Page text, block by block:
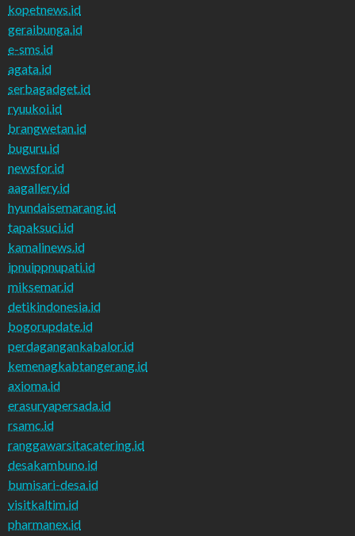
kopetnews.id
geraibunga.id
e-sms.id
agata.id
serbagadget.id
ryuukoi.id
brangwetan.id
buguru.id
newsfor.id
aagallery.id
hyundaisemarang.id
tapaksuci.id
kamalinews.id
ipnuippnupati.id
miksemar.id
detikindonesia.id
bogorupdate.id
perdagangankabalor.id
kemenagkabtangerang.id
axioma.id
erasuryapersada.id
rsamc.id
ranggawarsitacatering.id
desakambuno.id
bumisari-desa.id
visitkaltim.id
pharmanex.id